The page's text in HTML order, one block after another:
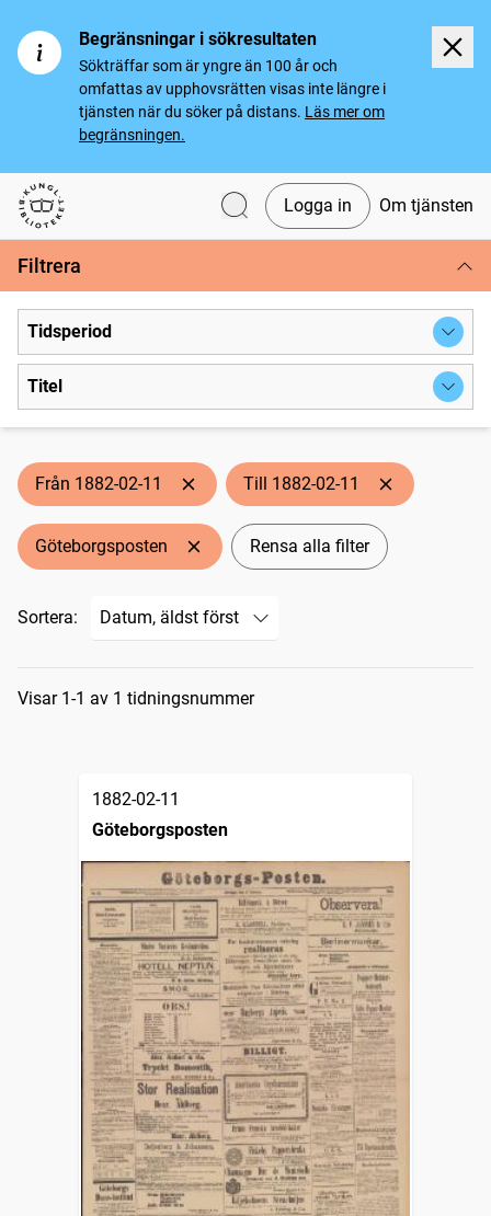
Begränsningar i sökresultaten
Sökträffar som är yngre än 100 år och
omfattas av upphovsrätten visas inte längre i
tjänsten när du söker på distans. Läs mer om
begränsningen.
Svenska tidningar
Logga in Om tjänsten
Filtrera
Tidsperiod
Titel
Från 1882-02-11 Till 1882-02-11
Göteborgsposten Rensa alla filter
Sortera:
Sökresultat
Visar 1-1 av 1 tidningsnummer
1882-02-11
Göteborgsposten